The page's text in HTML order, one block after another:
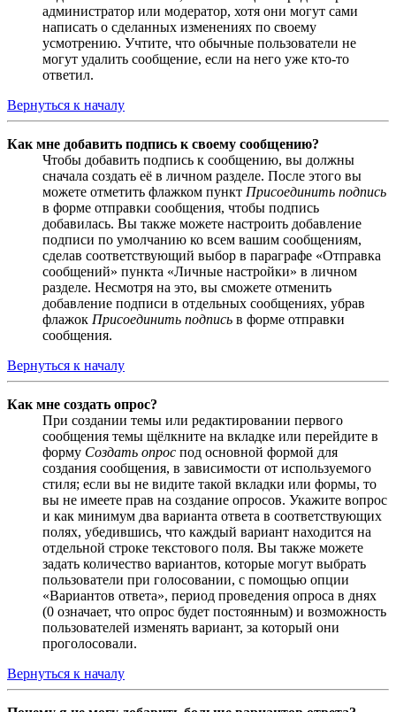
администратор или модератор, хотя они могут сами
написать о сделанных изменениях по своему
усмотрению. Учтите, что обычные пользователи не
могут удалить сообщение, если на него уже кто-то
ответил.
Вернуться к началу
Как мне добавить подпись к своему сообщению?
Чтобы добавить подпись к сообщению, вы должны
сначала создать её в личном разделе. После этого вы
можете отметить флажком пункт Присоединить подпись
в форме отправки сообщения, чтобы подпись
добавилась. Вы также можете настроить добавление
подписи по умолчанию ко всем вашим сообщениям,
сделав соответствующий выбор в параграфе «Отправка
сообщений» пункта «Личные настройки» в личном
разделе. Несмотря на это, вы сможете отменить
добавление подписи в отдельных сообщениях, убрав
флажок Присоединить подпись в форме отправки
сообщения.
Вернуться к началу
Как мне создать опрос?
При создании темы или редактировании первого
сообщения темы щёлкните на вкладке или перейдите в
форму Создать опрос под основной формой для
создания сообщения, в зависимости от используемого
стиля; если вы не видите такой вкладки или формы, то
вы не имеете прав на создание опросов. Укажите вопрос
и как минимум два варианта ответа в соответствующих
полях, убедившись, что каждый вариант находится на
отдельной строке текстового поля. Вы также можете
задать количество вариантов, которые могут выбрать
пользователи при голосовании, с помощью опции
«Вариантов ответа», период проведения опроса в днях
(0 означает, что опрос будет постоянным) и возможность
пользователей изменять вариант, за который они
проголосовали.
Вернуться к началу